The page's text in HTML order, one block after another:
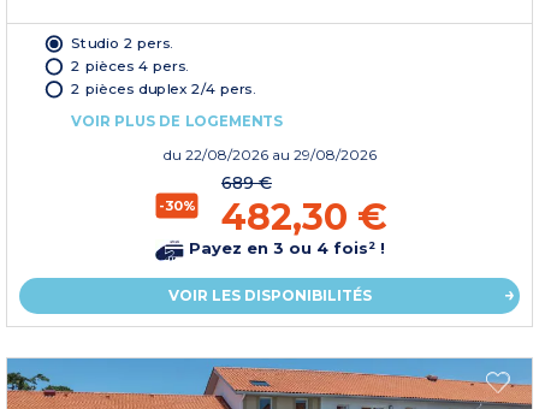
Studio 2 pers.
2 pièces 4 pers.
2 pièces duplex 2/4 pers.
VOIR PLUS DE LOGEMENTS
du 22/08/2026 au 29/08/2026
-30%
689 €
482,30 €
Payez en 3 ou 4 fois² !
VOIR LES DISPONIBILITÉS